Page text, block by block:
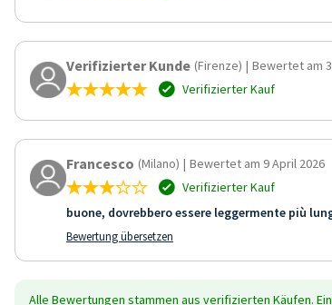
Verifizierter Kunde (Firenze) | Bewertet am
Verifizierter Kauf
Francesco (Milano) | Bewertet am 9 April 2026
Verifizierter Kauf
buone, dovrebbero essere leggermente più
Bewertung übersetzen
Alle Bewertungen stammen aus verifizierten Käufen.